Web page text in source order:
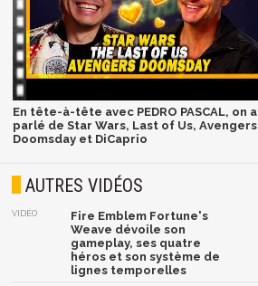
En tête-à-tête avec PEDRO PASCAL, on a
parlé de Star Wars, Last of Us, Avengers
Doomsday et DiCaprio
AUTRES VIDÉOS
VIDÉO
Fire Emblem Fortune's
Weave dévoile son
gameplay, ses quatre
héros et son système de
lignes temporelles